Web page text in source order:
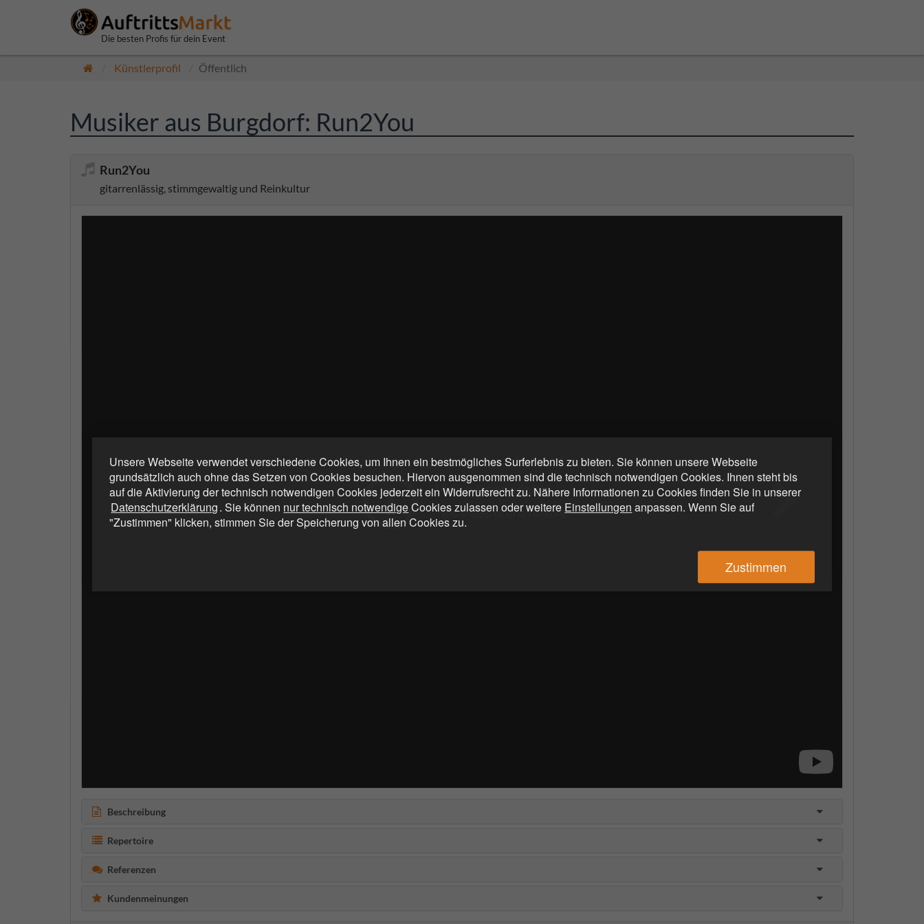
Unsere Webseite verwendet verschiedene Cookies, um Ihnen ein bestmögliches Surferlebnis zu bieten. Sie können unsere Webseite
grundsätzlich auch ohne das Setzen von Cookies besuchen. Hiervon ausgenommen sind die technisch notwendigen Cookies. Ihnen steht bis
auf die Aktivierung der technisch notwendigen Cookies jederzeit ein Widerrufsrecht zu. Nähere Informationen zu Cookies finden Sie in unserer
Datenschutzerklärung. Sie können nur technisch notwendigeCookies zulassen oder weitere Einstellungen anpassen. Wenn Sie auf
"Zustimmen" klicken, stimmen Sie der Speicherung von allen Cookies zu.
Zustimmen
Die besten Profis für dein Event
Künstlerprofil Öffentlich
Musiker aus Burgdorf: Run2You
Run2You
gitarrenlässig, stimmgewaltig und Reinkultur
Beschreibung
Repertoire
Referenzen
Kundenmeinungen